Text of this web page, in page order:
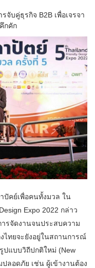
จับคู่ธุรกิจ B2B เพื่อเจรจา
กคัก
ปัคย์เพื่อคนทั้งมวล ใน
Expo 2022 กล่าว
รจัดงานจนประสบความ
ไทยจะยังอยู่ในสถานการณ์
ปแบบวิถีปกติใหม่ (New
ลอดภัย เช่น ผู้เข้างานต้อง